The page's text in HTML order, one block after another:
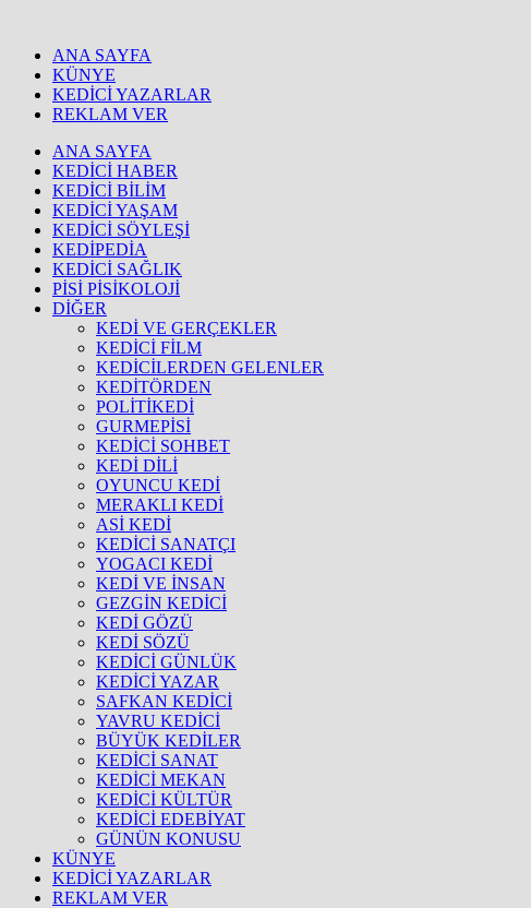
ANA SAYFA
KÜNYE
KEDİCİ YAZARLAR
REKLAM VER
ANA SAYFA
KEDİCİ HABER
KEDİCİ BİLİM
KEDİCİ YAŞAM
KEDİCİ SÖYLEŞİ
KEDİPEDİA
KEDİCİ SAĞLIK
PİSİ PİSİKOLOJİ
DİĞER
KEDİ VE GERÇEKLER
KEDİCİ FİLM
KEDİCİLERDEN GELENLER
KEDİTÖRDEN
POLİTİKEDİ
GURMEPİSİ
KEDİCİ SOHBET
KEDİ DİLİ
OYUNCU KEDİ
MERAKLI KEDİ
ASİ KEDİ
KEDİCİ SANATÇI
YOGACI KEDİ
KEDİ VE İNSAN
GEZGİN KEDİCİ
KEDİ GÖZÜ
KEDİ SÖZÜ
KEDİCİ GÜNLÜK
KEDİCİ YAZAR
SAFKAN KEDİCİ
YAVRU KEDİCİ
BÜYÜK KEDİLER
KEDİCİ SANAT
KEDİCİ MEKAN
KEDİCİ KÜLTÜR
KEDİCİ EDEBİYAT
GÜNÜN KONUSU
KÜNYE
KEDİCİ YAZARLAR
REKLAM VER